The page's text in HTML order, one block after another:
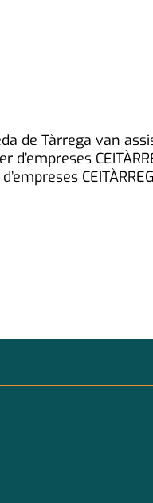
de Tàrrega van